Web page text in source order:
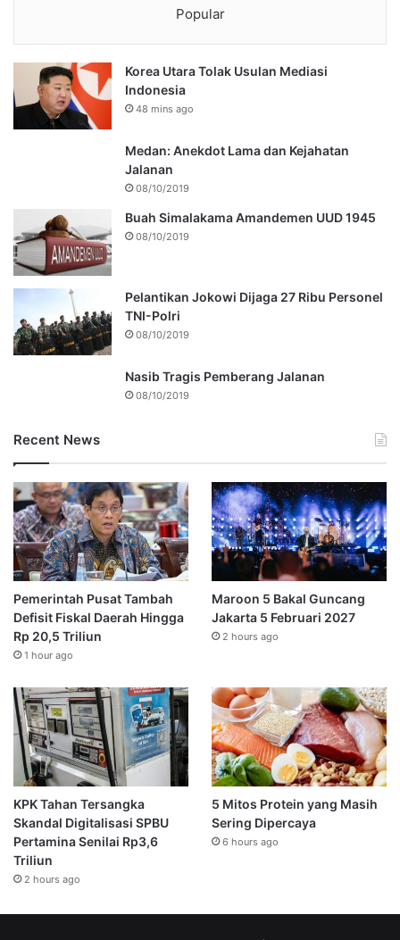
Popular
Korea Utara Tolak Usulan Mediasi
Indonesia
48 mins ago
Medan: Anekdot Lama dan Kejahatan
Jalanan
08/10/2019
Buah Simalakama Amandemen UUD 1945
08/10/2019
Pelantikan Jokowi Dijaga 27 Ribu Personel
TNI-Polri
08/10/2019
Nasib Tragis Pemberang Jalanan
08/10/2019
Recent News
Pemerintah Pusat Tambah
Defisit Fiskal Daerah Hingga
Rp 20,5 Triliun
1 hour ago
Maroon 5 Bakal Guncang
Jakarta 5 Februari 2027
2 hours ago
KPK Tahan Tersangka
Skandal Digitalisasi SPBU
Pertamina Senilai Rp3,6
Triliun
2 hours ago
5 Mitos Protein yang Masih
Sering Dipercaya
6 hours ago